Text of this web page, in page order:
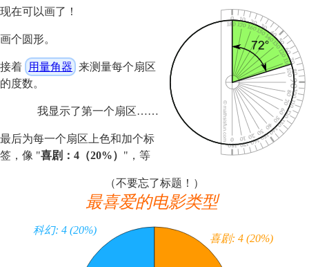
现在可以画了！
画个圆形。
接着 用量角器 来测量每个扇区
的度数。
我显示了第一个扇区……
最后为每一个扇区上色和加个标
签，像 "喜剧：4（20%） "，等
（不要忘了标题！）